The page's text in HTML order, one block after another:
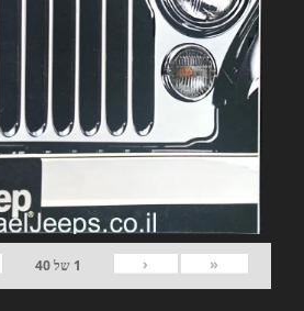
«
‹
1 של40